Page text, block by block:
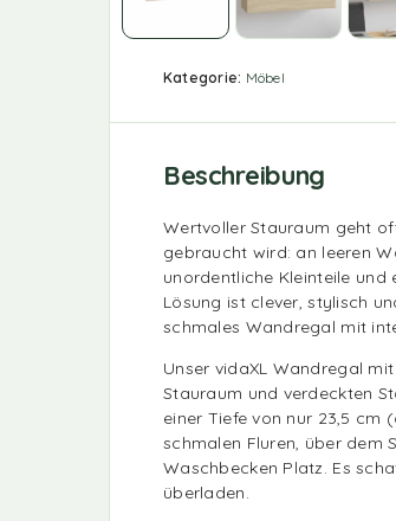
Kategorie: Möbel
Beschreibung
Wertvoller Stauraum geht
gebraucht wird: an leeren
unordentliche Kleinteile und
Lösung ist clever, stylisch
schmales Wandregal mit
Unser vidaXL Wandregal
Stauraum und verdeckten
einer Tiefe von nur 23,5
schmalen Fluren, über dem
Waschbecken Platz. Es
überladen.